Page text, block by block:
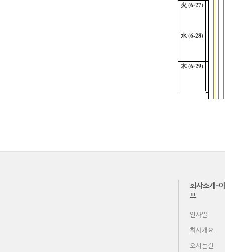
火 (6-27)
水 (6-28)
木 (6-29)
月 (7-3)
火 (7-4)
水 (7-5)
회사소개-
프
인사말
회사개요
오시는길